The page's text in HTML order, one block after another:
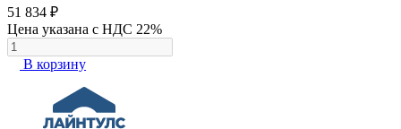
51 834 ₽
Цена указана с НДС 22%
В корзину